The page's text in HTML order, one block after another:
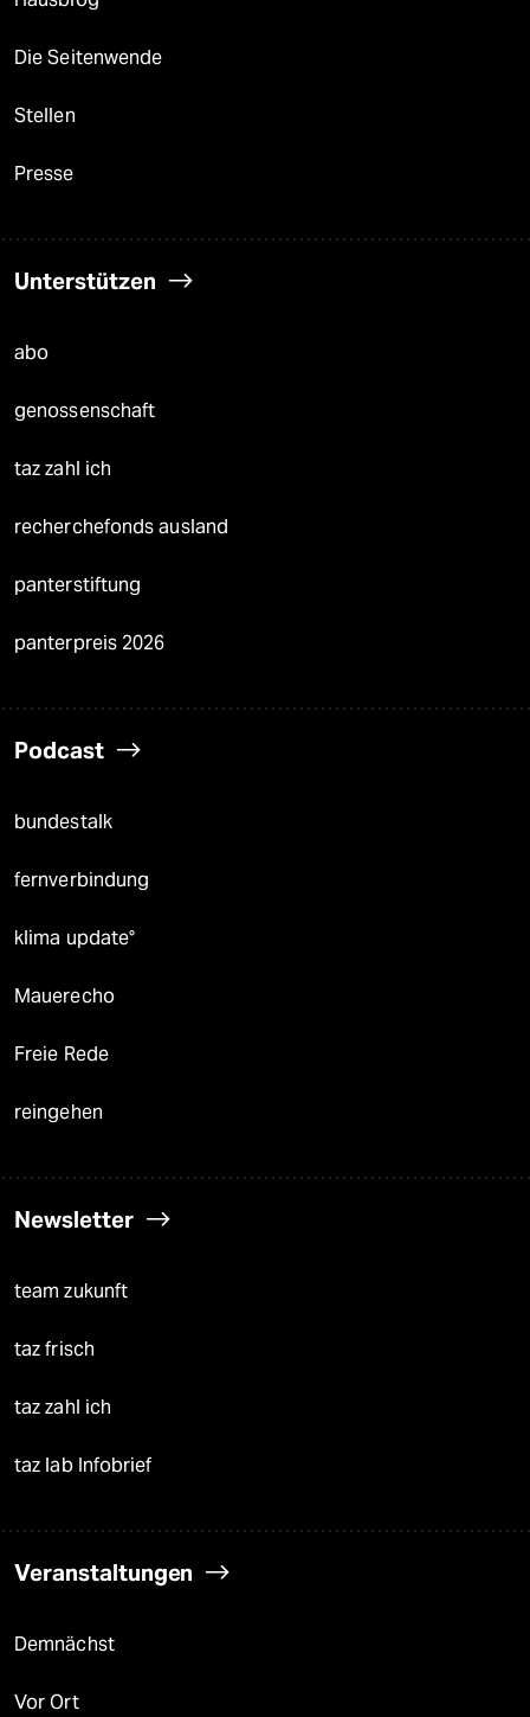
Die Seitenwende
Stellen
Presse
Unterstützen
abo
genossenschaft
taz zahl ich
recherchefonds ausland
panterstiftung
panterpreis 2026
Podcast
bundestalk
fernverbindung
klima update°
Mauerecho
Freie Rede
reingehen
Newsletter
team zukunft
taz frisch
taz zahl ich
taz lab Infobrief
Veranstaltungen
Demnächst
Vor Ort